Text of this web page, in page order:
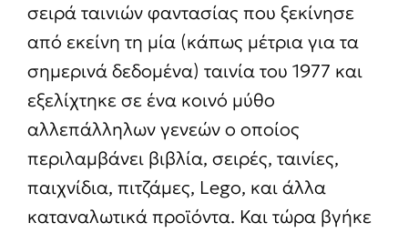
σειρά ταινιών φαντασίας που ξεκίνησε
από εκείνη τη μία (κάπως μέτρια για τα
σημερινά δεδομένα) ταινία του 1977 και
εξελίχτηκε σε ένα κοινό μύθο
αλλεπάλληλων γενεών ο οποίος
περιλαμβάνει βιβλία, σειρές, ταινίες,
παιχνίδια, πιτζάμες, Lego, και άλλα
καταναλωτικά προϊόντα. Και τώρα βγήκε